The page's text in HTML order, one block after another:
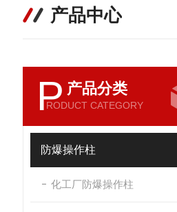
产品中心
P 产品分类
RODUCT CATEGORY
防爆操作柱
化工厂防爆操作柱